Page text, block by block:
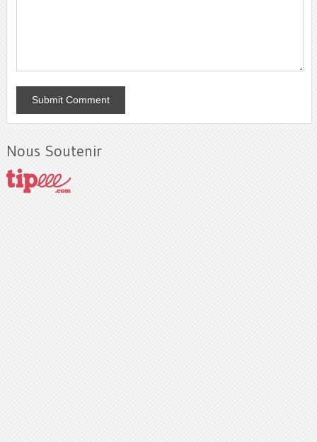
Nous Soutenir